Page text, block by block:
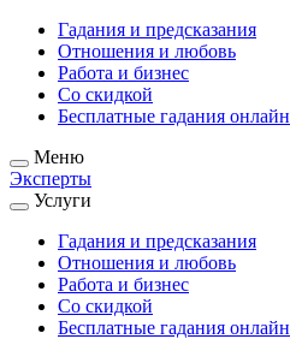
Гадания и предсказания
Отношения и любовь
Работа и бизнес
Со скидкой
Бесплатные гадания онлайн
Меню
Эксперты
Услуги
Гадания и предсказания
Отношения и любовь
Работа и бизнес
Со скидкой
Бесплатные гадания онлайн